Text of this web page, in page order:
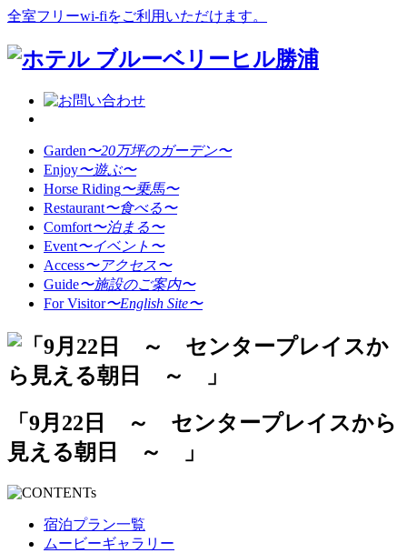
全室フリーwi-fiをご利用いただけます。
Garden〜20万坪のガーデン〜
Enjoy〜遊ぶ〜
Horse Riding〜乗馬〜
Restaurant〜食べる〜
Comfort〜泊まる〜
Event〜イベント〜
Access〜アクセス〜
Guide〜施設のご案内〜
For Visitor〜English Site〜
「9月22日 ～ センタープレイスから
見える朝日 ～ 」
宿泊プラン一覧
ムービーギャラリー